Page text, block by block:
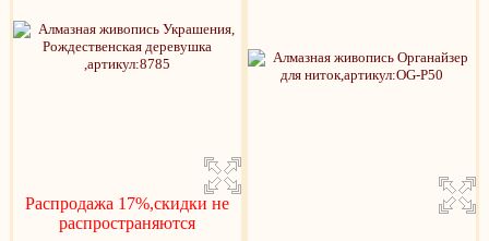
Распродажа 17%,скидки не
распространяются